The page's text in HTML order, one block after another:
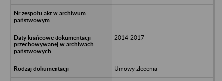
2014-2017
Umowy zlecenia